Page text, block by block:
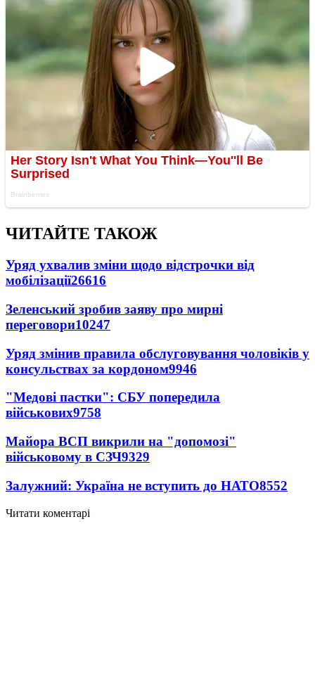
ЧИТАЙТЕ ТАКОЖ
Уряд ухвалив зміни щодо відстрочки від
мобілізації26616
Зеленський зробив заяву про мирні
переговори10247
Уряд змінив правила обслуговування чоловіків у
консульствах за кордоном9946
"Медові пастки": СБУ попередила
військових9758
Майора ВСП викрили на "допомозі"
військовому в СЗЧ9329
Залужний: Україна не вступить до НАТО8552
Читати коментарі